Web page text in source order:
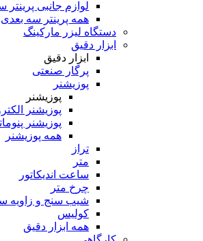
لوازم جانبی
همه پرینتر سه بعدی
دستگاه لیزر مارکینگ
ابزار دقیق
ابزار دقیق
پرگار صنعتی
پوزیشنر
پوزیشنر
پوزیشنر
پوزیشنر
همه پوزیشنر
تراز
متر
ساعت اندیکاتور
چرخ متر
شیب سنج و زاویه
کولیس
همه ابزار دقیق